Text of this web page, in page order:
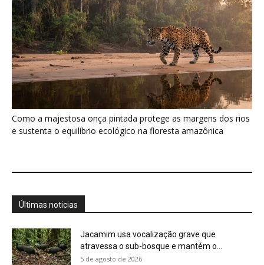
Últimas noticias
Jacamim usa vocalização grave que
atravessa o sub-bosque e mantém o...
5 de agosto de 2026
Peixe-boi-amazônico usa lábios preênseis
para arrancar plantas e troca dentes durante...
5 de agosto de 2026
Você pode olhar para uma floresta e não
4 de agosto de 2026